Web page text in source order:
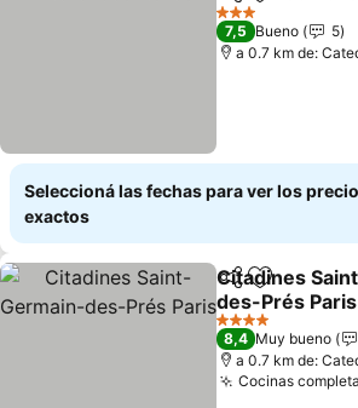
3 Estrellas
7,5 Bueno
5
a 0.7 km de:
Seleccioná las fechas para ver los
exactos
Compartir
Añadir a
Citadines
des-Prés Paris
Ver precios
4 Estrellas
8,4 Muy bueno
a 0.7 km de:
Cocinas